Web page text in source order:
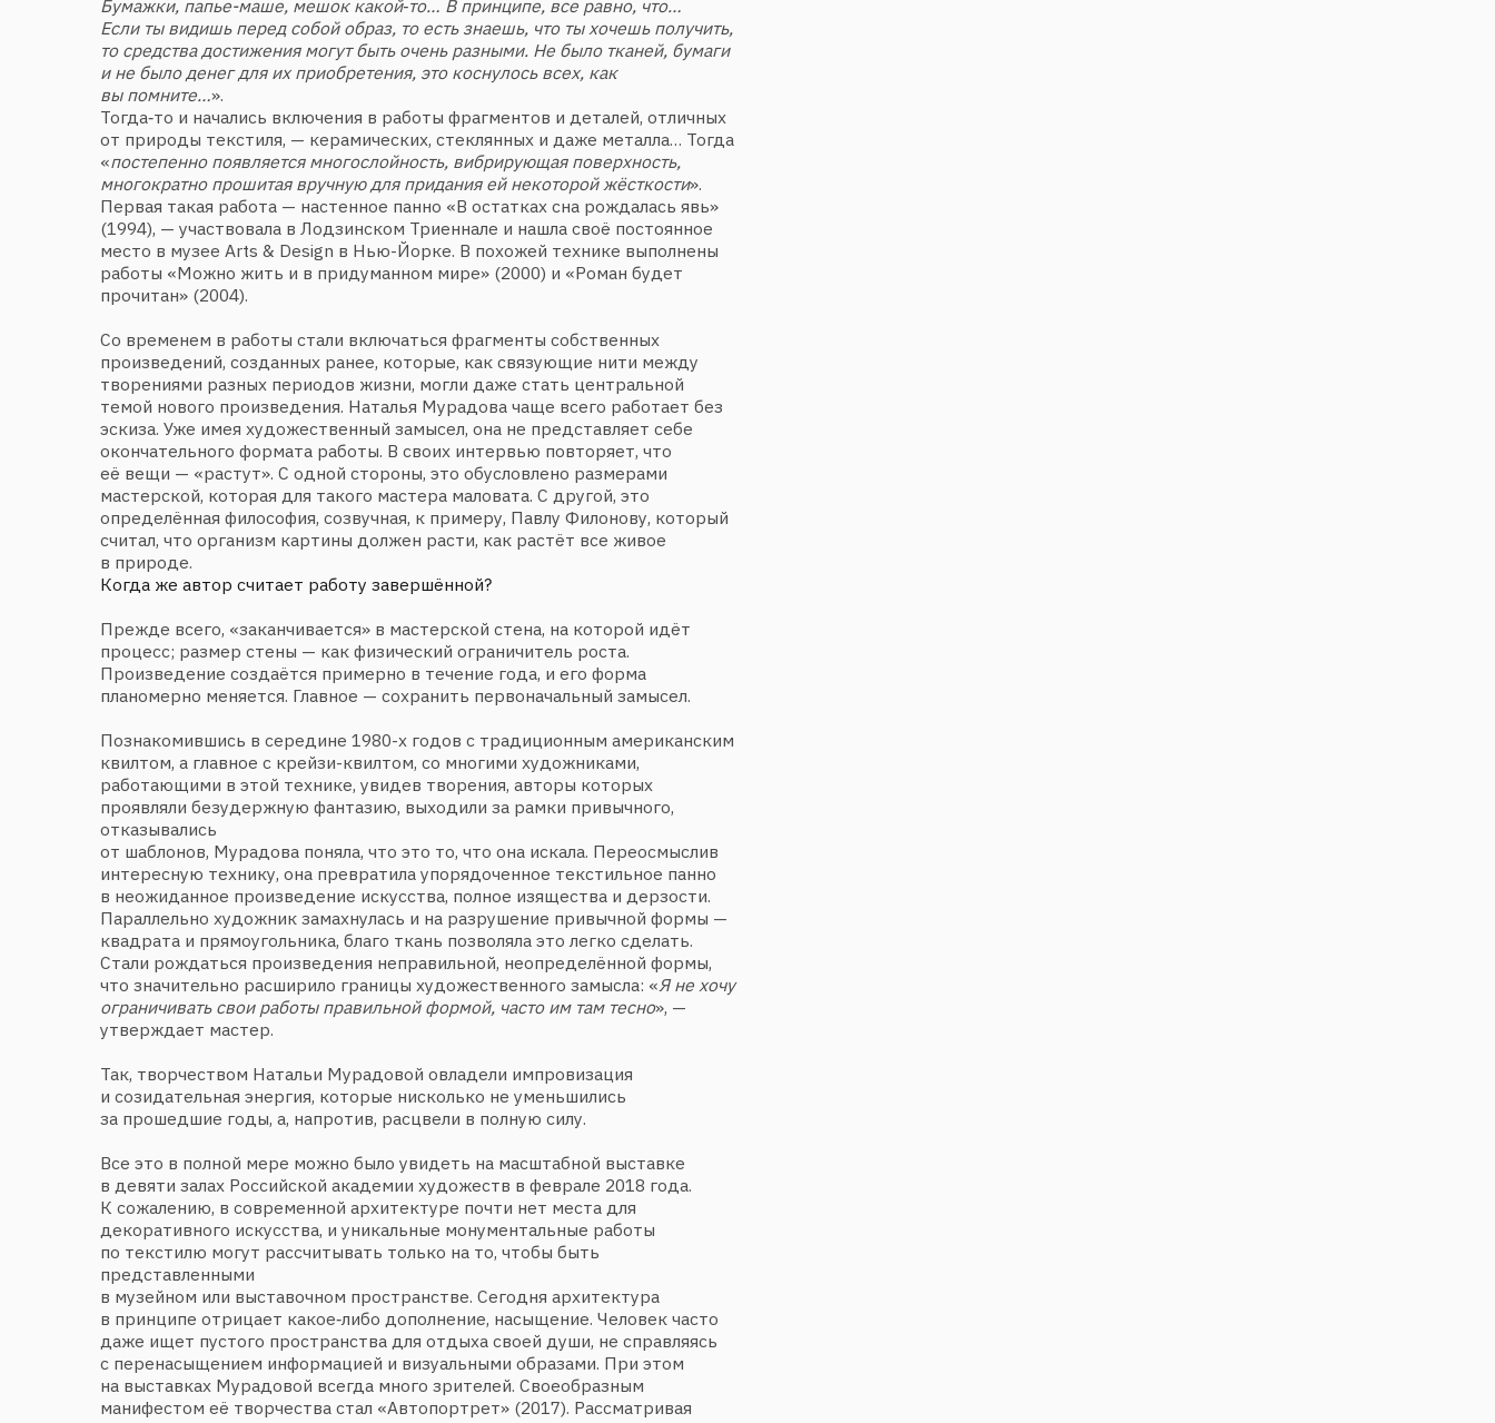
Со временем в работы стали включаться фрагменты собственных
произведений, созданных ранее, которые, как связующие нити между
творениями разных периодов жизни, могли даже стать центральной
темой нового произведения. Наталья Мурадова чаще всего работает без
эскиза. Уже имея художественный замысел, она не представляет себе
окончательного формата работы. В своих интервью повторяет, что
её вещи — «растут». С одной стороны, это обусловлено размерами
мастерской, которая для такого мастера маловата. С другой, это
определённая философия, созвучная, к примеру, Павлу Филонову, который
считал, что организм картины должен расти, как растёт все живое
в природе.
Когда же автор считает работу завершённой?
Прежде всего, «заканчивается» в мастерской стена, на которой идёт
процесс; размер стены — как физический ограничитель роста.
планомерно меняется. Главное — сохранить первоначальный замысел.
Познакомившись в середине 1980-х годов с традиционным американским
квилтом, а главное с крейзи-квилтом, со многими художниками,
работающими в этой технике, увидев творения, авторы которых
проявляли безудержную фантазию, выходили за рамки привычного,
отказывались
от шаблонов, Мурадова поняла, что это то, что она искала. Переосмыслив
интересную технику, она превратила упорядоченное текстильное панно
в неожиданное произведение искусства, полное изящества и дерзости.
Параллельно художник замахнулась и на разрушение привычной формы —
квадрата и прямоугольника, благо ткань позволяла это легко сделать.
Стали рождаться произведения неправильной, неопределённой формы,
ограничивать свои работы правильной формой, часто им там тесно», —
утверждает мастер.
Так, творчеством Натальи Мурадовой овладели импровизация
и созидательная энергия, которые нисколько не уменьшились
Все это в полной мере можно было увидеть на масштабной выставке
в девяти залах Российской академии художеств в феврале 2018 года.
К сожалению, в современной архитектуре почти нет места для
декоративного искусства, и уникальные монументальные работы
по текстилю могут рассчитывать только на то, чтобы быть
представленными
в музейном или выставочном пространстве. Сегодня архитектура
в принципе отрицает какое‑либо дополнение, насыщение. Человек часто
даже ищет пустого пространства для отдыха своей души, не справляясь
с перенасыщением информацией и визуальными образами. При этом
на выставках Мурадовой всегда много зрителей. Своеобразным
манифестом её творчества стал «Автопортрет» (2017). Рассматривая
текстиль как средство выражения своих чувств — как «свой голос», —
Наталья Мурадова решает сложнейшую задачу: как средствами
декоративных техник заявить
и демонстрирует совершенно новые возможности привычных
материалов. «Многие говорят: ткань — это быт. А приподнять её над
бытом — это уже мастерство», — уверена художник и создаёт свой
и шитьё собственной фотографией и начертанными на шёлке
стихотворными строчками Владислава Ходасевича. Здесь
просматриваются личные пристрастия, интересы и увлечения, виртуозное
соединение несоединимого, накрепко связующее её многогранное
творчество.
В принципе, любая вещь Мурадовой несёт в себе отзвуки её биографии
и излюбленных приёмов. Вот работа «Жизель» (2017). И сразу рождаются
реминисценции балетов Большого театра, в акварели ощущается поэзия
движения, то есть возникает отдельный смысловой момент, изначально
вдохновлённый лишь небольшим красивым кусочком ткани — именно так
зарождалась эта работа. Что было дальше, рассказывает художник:
Потом вдруг попадается на глаза квадрат однотонной ткани — думаешь,
ну это скучно… И хочется попробовать как‑то обогатить этот квадрат,